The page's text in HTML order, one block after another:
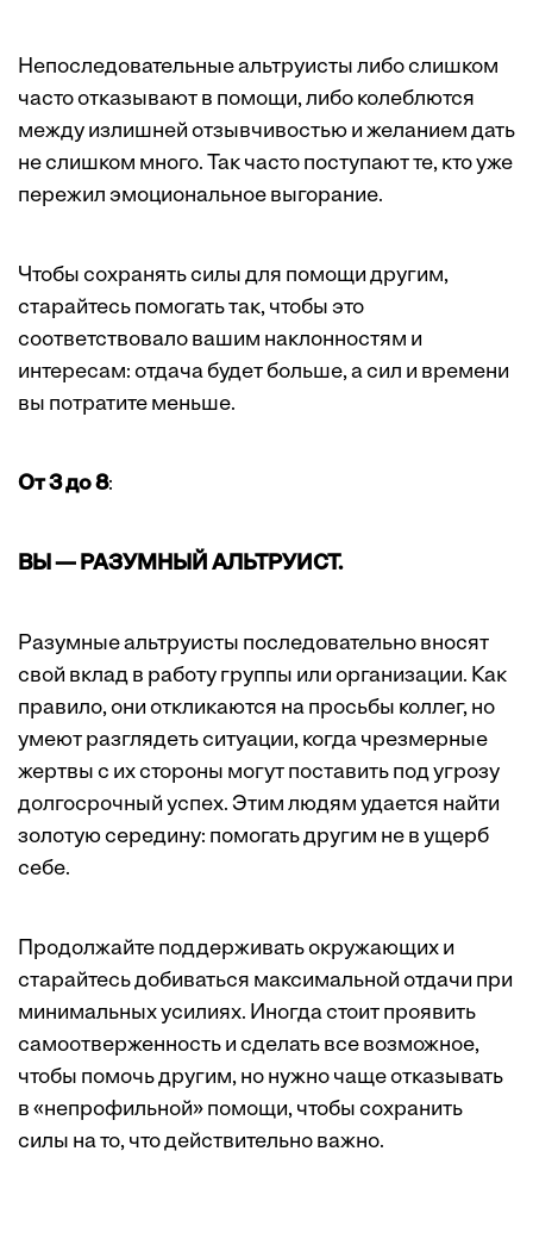
Непоследовательные альтруисты либо слишком
часто отказывают в помощи, либо колеблются
между излишней отзывчивостью и желанием дать
не слишком много. Так часто поступают те, кто уже
пережил эмоциональное выгорание.
Чтобы сохранять силы для помощи другим,
старайтесь помогать так, чтобы это
соответствовало вашим наклонностям и
интересам: отдача будет больше, а сил и времени
вы потратите меньше.
От 3 до 8:
ВЫ — РАЗУМНЫЙ АЛЬТРУИСТ.
Разумные альтруисты последовательно вносят
свой вклад в работу группы или организации. Как
правило, они откликаются на просьбы коллег, но
умеют разглядеть ситуации, когда чрезмерные
жертвы с их стороны могут поставить под угрозу
долгосрочный успех. Этим людям удается найти
золотую середину: помогать другим не в ущерб
себе.
Продолжайте поддерживать окружающих и
старайтесь добиваться максимальной отдачи при
минимальных усилиях. Иногда стоит проявить
самоотверженность и сделать все возможное,
чтобы помочь другим, но нужно чаще отказывать
в «непрофильной» помощи, чтобы сохранить
силы на то, что действительно важно.